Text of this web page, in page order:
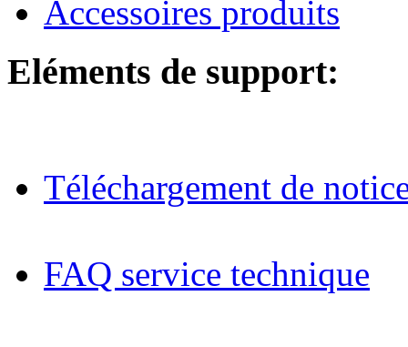
Accessoires produits
Eléments de support:
Téléchargement de
FAQ service technique